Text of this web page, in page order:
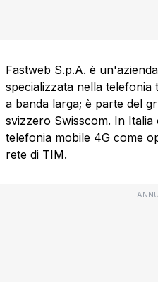
Fastweb S.p.A. è
specializzata nella
a banda larga; è parte del
svizzero Swisscom. In
telefonia mobile 4G come
rete di TIM.